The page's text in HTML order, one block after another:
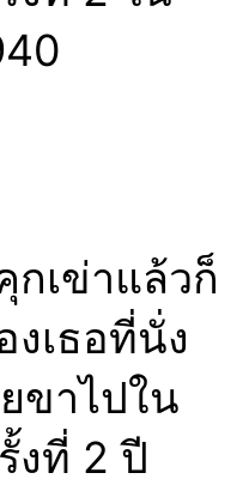
กเข่าแล้วก็
เธอที่นั่ง
ขาไปใน
งที่ 2 ปี